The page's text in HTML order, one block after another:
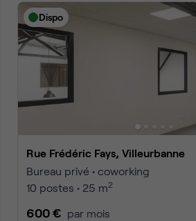
Dispo
Rue Frédéric Fays, Villeurbanne
Bureau privé • coworking
10 postes • 25 m2
600 € par mois